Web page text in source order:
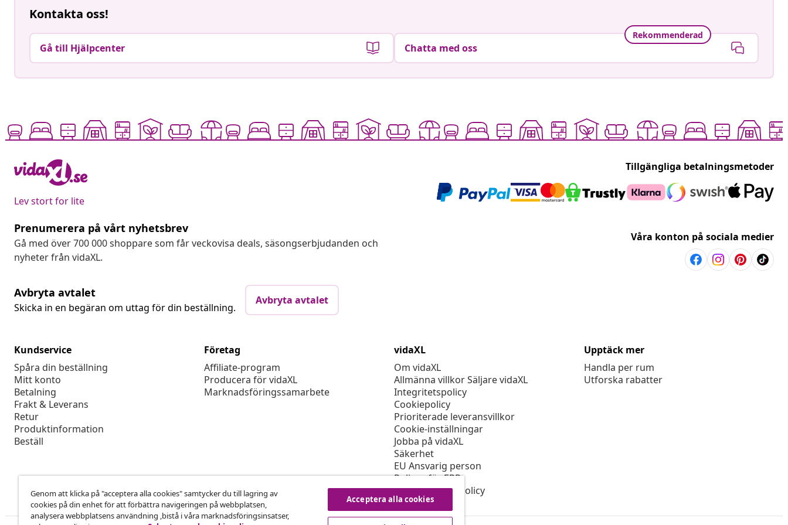
Kontakta oss!
Gå till Hjälpcenter
Rekommenderad
Chatta med oss
Lev stort for lite
Tillgängliga betalningsmetoder
Prenumerera på vårt nyhetsbrev
Gå med över 700 000 shoppare som får veckovisa deals, säsongserbjudanden och
nyheter från vidaXL.
Våra konton på sociala medier
Avbryta avtalet
Skicka in en begäran om uttag för din beställning.
Avbryta avtalet
Kundservice
Spåra din beställning
Mitt konto
Betalning
Frakt & Leverans
Retur
Produktinformation
Beställ
Företag
Affiliate-program
Producera för vidaXL
Marknadsföringssamarbete
vidaXL
Om vidaXL
Allmänna villkor Säljare vidaXL
Integritetspolicy
Cookiepolicy
Prioriterade leveransvillkor
Cookie-inställningar
Jobba på vidaXL
Säkerhet
EU Ansvarig person
Policyn för EPR
Tillgänglighetspolicy
Upptäck mer
Handla per rum
Utforska rabatter
Genom att klicka på "acceptera alla cookies" samtycker du till lagring av
cookies på din enhet för att förbättra navigeringen på webbplatsen,
analysera webbplatsens användning ,bistå i våra marknadsföringsinsatser,
Acceptera alla cookies